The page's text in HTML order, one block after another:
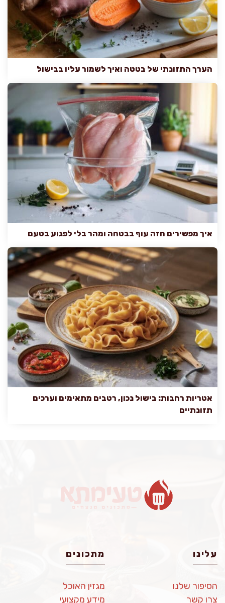
הערך התזונתי של בטטה ואיך לשמור עליו בבישול
איך מפשירים חזה עוף בבטחה ומהר בלי לפגוע בטעם
אטריות רחבות: בישול נכון, רטבים מתאימים וערכים
תזונתיים
עלינו
הסיפור שלנו
צרו קשר
מתכונים
מגזין האוכל
מידע מקצועי